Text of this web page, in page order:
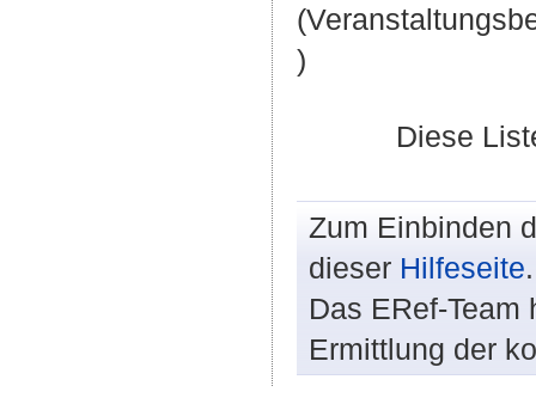
)
Diese
Zum Einbinden
dieser Hilfeseite.
Das ERef-
Ermittlung der